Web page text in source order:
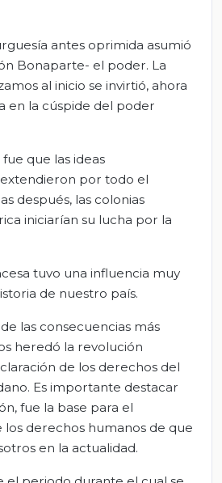
antes oprimida asumió
Bonaparte- el poder. La
al inicio se invirtió, ahora
en la cúspide del poder
que las ideas
por todo el
después, las colonias
iniciarían su lucha por la
tuvo una influencia muy
de nuestro país.
las consecuencias más
heredó la revolución
de los derechos del
Es importante destacar
fue la base para el
derechos humanos de que
en la actualidad.